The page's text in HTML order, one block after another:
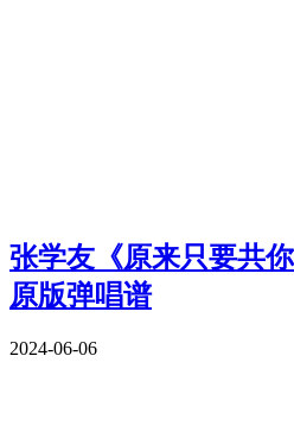
张学友《原来只要共
原版弹唱谱
2024-06-06